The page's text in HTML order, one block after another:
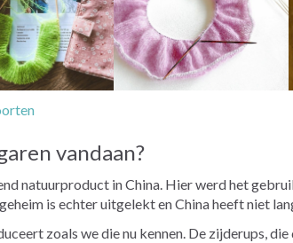
vandaan?
natuurproduct in China. Hier werd het
is echter uitgelekt en China heeft niet
zoals we die nu kennen. De zijderups,